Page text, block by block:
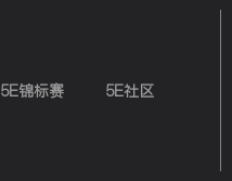
5E锦标赛 5E社区